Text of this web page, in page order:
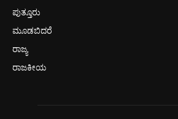
ಪುತ್ತೂರು
ಮೂಡಬಿದರೆ
ರಾಜ್ಯ
ರಾಜಕೀಯ